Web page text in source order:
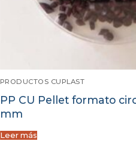
PRODUCTOS CUPLAST
PP CU Pellet formato
mm
Leer más